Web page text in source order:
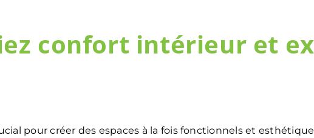
confort intérieur et
pour créer des espaces à la fois fonctionnels et